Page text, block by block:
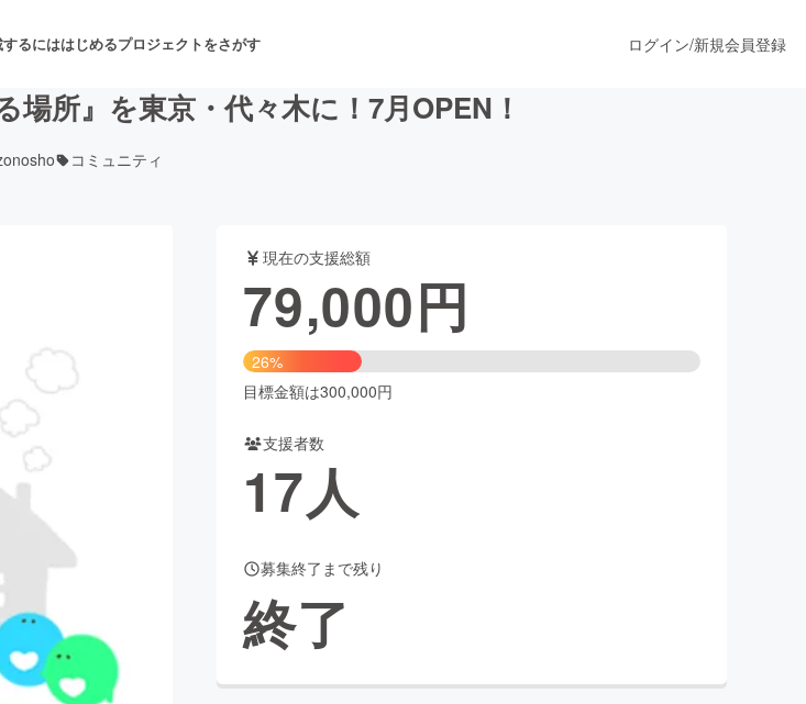
るにははじめるプロジェクトをさがす
舞台・パフォーマンス
ファッション
ビューティー・ヘルスケア
Good
さと納税
ログイン/新規会員登録
場所』を東京・代々木に！7月OPEN！
コミュニティ
現在の支援総額
79,000円
26%
目標金額は300,000円
支援者数
17人
募集終了まで残り
終了